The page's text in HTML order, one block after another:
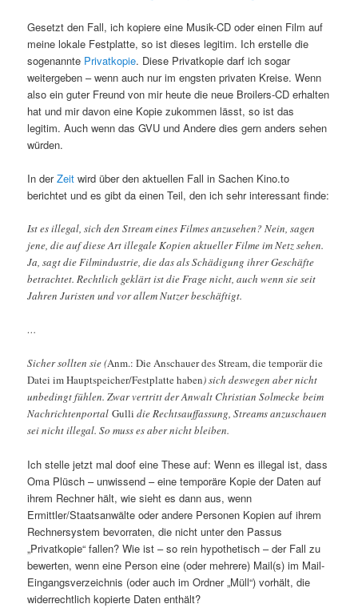
Gesetzt den Fall, ich kopiere eine Musik-CD oder einen Film auf
meine lokale Festplatte, so ist dieses legitim. Ich erstelle die
sogenannte Privatkopie. Diese Privatkopie darf ich sogar
weitergeben – wenn auch nur im engsten privaten Kreise. Wenn
also ein guter Freund von mir heute die neue Broilers-CD erhalten
hat und mir davon eine Kopie zukommen lässt, so ist das
legitim. Auch wenn das GVU und Andere dies gern anders sehen
würden.
In derZeit wird über den aktuellen Fall in Sachen Kino.to
berichtet und es gibt da einen Teil, den ich sehr interessant finde:
Ist es illegal, sich den Stream eines Filmes anzusehen? Nein, sagen
jene, die auf diese Art illegale Kopien aktueller Filme im Netz sehen.
Ja, sagt die Filmindustrie, die das als Schädigung ihrer Geschäfte
betrachtet. Rechtlich geklärt ist die Frage nicht, auch wenn sie seit
Jahren Juristen und vor allem Nutzer beschäftigt.
…
Sicher sollten sie (Anm.: Die Anschauer des Stream, die temporär die
Datei im Hauptspeicher/Festplatte haben) sich deswegen aber nicht
unbedingt fühlen. Zwar vertritt der Anwalt Christian Solmecke beim
NachrichtenportalGulli die Rechtsauffassung, Streams anzuschauen
sei nicht illegal. So muss es aber nicht bleiben.
Ich stelle jetzt mal doof eine These auf: Wenn es illegal ist, dass
Oma Plüsch – unwissend – eine temporäre Kopie der Daten auf
ihrem Rechner hält, wie sieht es dann aus, wenn
Ermittler/Staatsanwälte oder andere Personen Kopien auf ihrem
Rechnersystem bevorraten, die nicht unter den Passus
„Privatkopie“ fallen? Wie ist – so rein hypothetisch – der Fall zu
bewerten, wenn eine Person eine (oder mehrere) Mail(s) im Mail-
Eingangsverzeichnis (oder auch im Ordner „Müll“) vorhält, die
widerrechtlich kopierte Daten enthält?